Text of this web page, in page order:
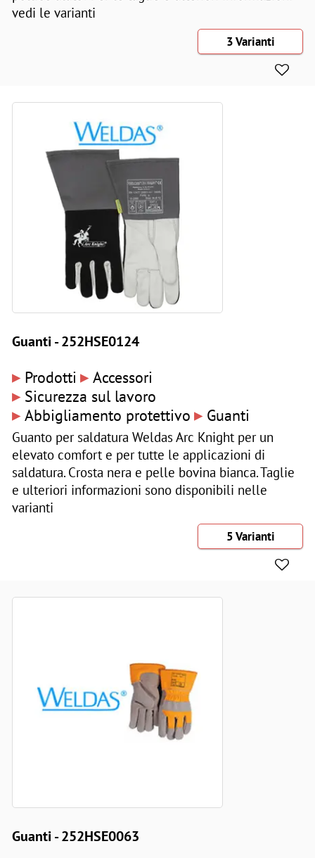
vedi le varianti
3 Varianti
Guanti - 252HSE0124
▸ Prodotti ▸ Accessori
▸ Sicurezza sul lavoro
▸ Abbigliamento protettivo ▸ Guanti
Guanto per saldatura Weldas Arc Knight per un
elevato comfort e per tutte le applicazioni di
saldatura. Crosta nera e pelle bovina bianca. Taglie
e ulteriori informazioni sono disponibili nelle
varianti
5 Varianti
Guanti - 252HSE0063